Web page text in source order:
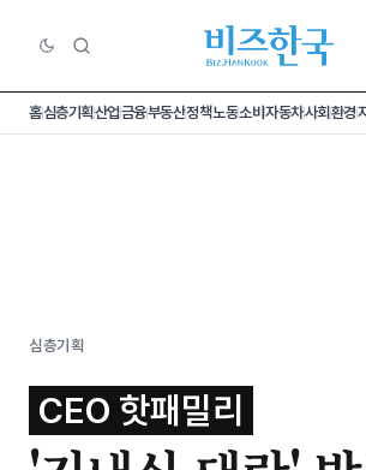
홈심층기획산업금융부동산정책노동소비 자동차사회환경
심층기획
CEO 핫패밀리